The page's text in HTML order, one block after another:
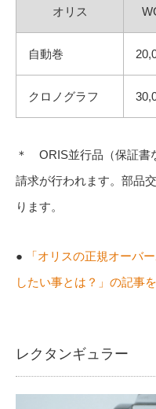
オリス
自動巻
クロノグラフ
＊ ORIS並行品（保証書
請求が行われます。部品
ります。
●
「オリスの正規オーバ
したい事とは？」の記事
レクタンギュラー